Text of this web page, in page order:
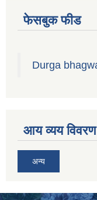
फेसबुक फीड
Durga
आय व्यय विवरण
अन्य